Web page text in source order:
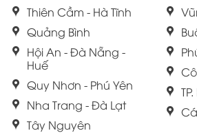
Thiên Cầm - Hà Tĩnh
Quảng Bình
Hội An - Đà Nẵng -
Huế
Quy Nhơn - Phú Yên
Nha Trang - Đà Lạt
Tây Nguyên